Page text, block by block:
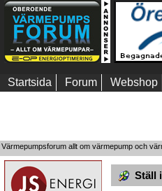
Startsida Forum Webshop
Värmepumpsforum allt om värmepump och
Ställ